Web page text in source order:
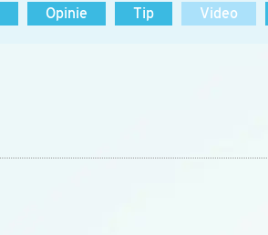
Opinie Tip Video